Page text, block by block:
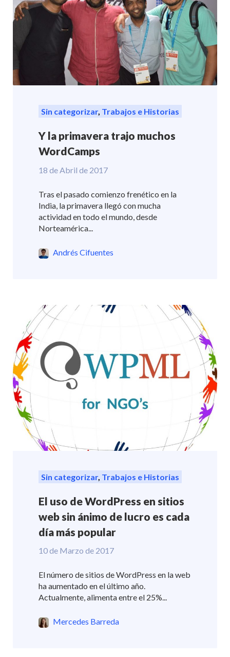
Sin categorizar, Trabajos e Historias
Y la primavera trajo muchos
WordCamps
18 de Abril de 2017
Tras el pasado comienzo frenético en la
India, la primavera llegó con mucha
actividad en todo el mundo, desde
Norteamérica...
Andrés Cifuentes
Sin categorizar, Trabajos e Historias
El uso de WordPress en sitios
web sin ánimo de lucro es cada
día más popular
10 de Marzo de 2017
El número de sitios de WordPress en la web
ha aumentado en el último año.
Actualmente, alimenta entre el 25%...
Mercedes Barreda